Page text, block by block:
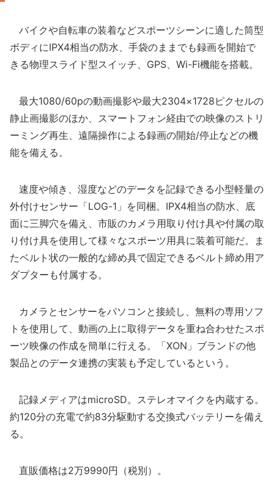
バイクや自転車の装着などスポーツシーンに適した筒型
ボディにIPX4相当の防水、手袋のままでも録画を開始で
きる物理スライド型スイッチ、GPS、Wi-Fi機能を搭載。
最大1080/60pの動画撮影や最大2304×1728ピクセルの
静止画撮影のほか、スマートフォン経由での映像のストリ
ーミング再生、遠隔操作による録画の開始/停止などの機
能を備える。
速度や傾き、湿度などのデータを記録できる小型軽量の
外付けセンサー「LOG-1」を同梱。IPX4相当の防水、底
面に三脚穴を備え、市販のカメラ用取り付け具や付属の取
り付け具を使用して様々なスポーツ用具に装着可能だ。ま
たベルト状の一般的な締め具で固定できるベルト締め用ア
ダプターも付属する。
カメラとセンサーをパソコンと接続し、無料の専用ソフ
トを使用して、動画の上に取得データを重ね合わせたスポ
ーツ映像の作成を簡単に行える。「XON」ブランドの他
製品とのデータ連携の実装も予定しているという。
記録メディアはmicroSD。ステレオマイクを内蔵する。
約120分の充電で約83分駆動する交換式バッテリーを備え
る。
直販価格は2万9990円（税別）。